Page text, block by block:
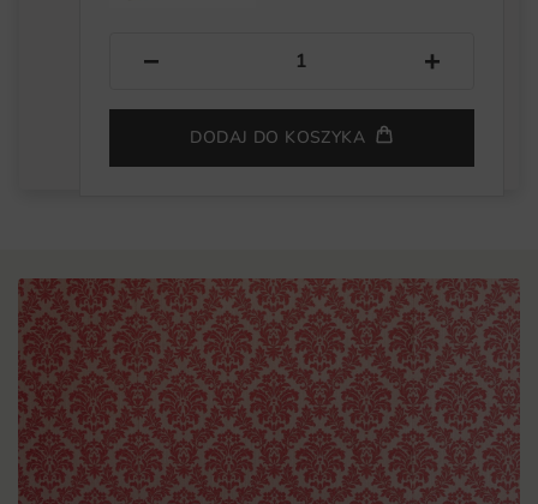
− +
DODAJ DO KOSZYKA